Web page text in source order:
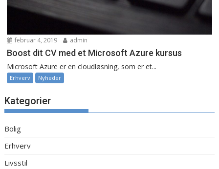
februar 4, 2019 admin
Boost dit CV med et Microsoft Azure kursus
Microsoft Azure er en cloudløsning, som er et...
Erhverv Nyheder
Kategorier
Bolig
Erhverv
Livsstil